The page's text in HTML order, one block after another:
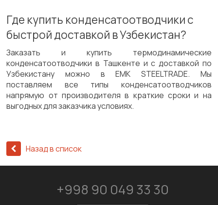
Где купить конденсатоотводчики с
быстрой доставкой в Узбекистан?
Заказать и купить термодинамические
конденсатоотводчики в Ташкенте и с доставкой по
Узбекистану можно в EMK STEELTRADE. Мы
поставляем все типы конденсатоотводчиков
напрямую от производителя в краткие сроки и на
выгодных для заказчика условиях.
Назад в список
+998 90 049 33 30